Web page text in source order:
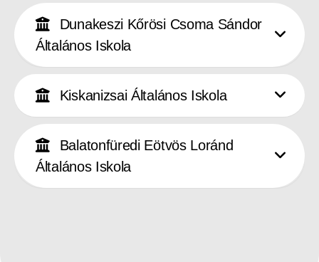
Dunakeszi Kőrösi Csoma Sándor
Általános Iskola
Kiskanizsai Általános Iskola
Balatonfüredi Eötvös Loránd
Általános Iskola